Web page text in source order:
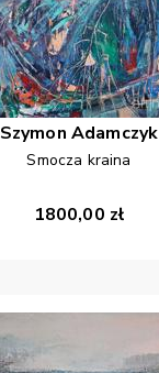
Szymon Adamczyk
Smocza kraina
1800,00 zł